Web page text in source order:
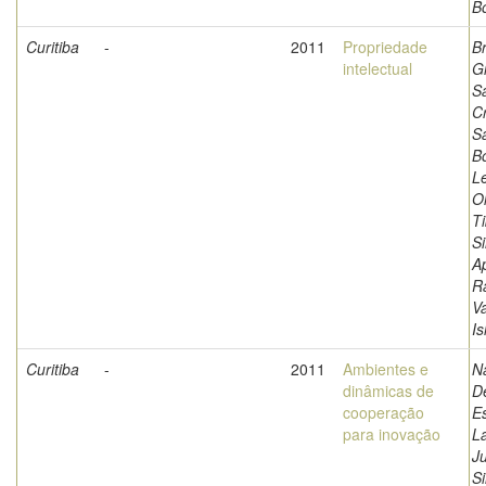
Curitiba
- 2011
Propriedade
intelectual
Curitiba
- 2011
Ambientes e
dinâmicas de
cooperação
para inovação